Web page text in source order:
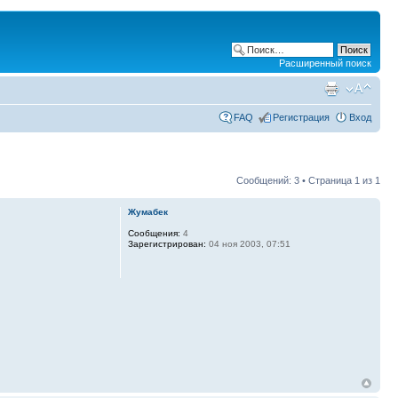
Расширенный поиск
FAQ Регистрация Вход
Сообщений: 3 • Страница 1 из 1
Жумабек
Сообщения: 4
Зарегистрирован: 04 ноя 2003, 07:51